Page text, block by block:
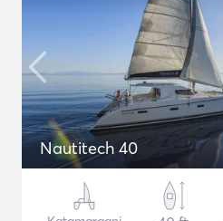
Nautitech 40